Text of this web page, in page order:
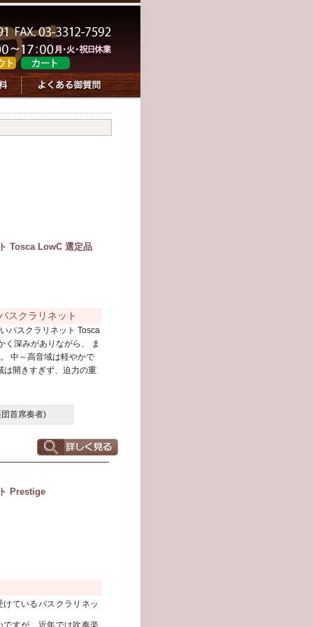
Tosca LowC 選定品
スクラリネット
バスクラリネット Tosca
く深みがありながら、 ま
中～高音域は軽やかで
は開きすぎず、迫力の重
首席奏者)
Prestige
ているバスクラリネッ
すが、近年では吹奏楽